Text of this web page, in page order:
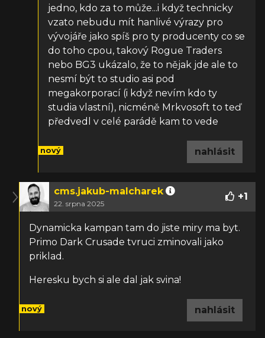
jedno, kdo za to může...i když technicky
vzato nebudu mít hanlivé výrazy pro
vývojáře jako spíš pro ty producenty co se
do toho cpou, takový Rogue Traders
nebo BG3 ukázalo, že to nějak jde ale to
nesmí být to studio asi pod
megakorporací (i když nevím kdo ty
studia vlastní), nicméně Mrkvosoft to teď
předvedl v celé parádě kam to vede
nový nahlásit
cms.jakub-malcharek
22. srpna 2025
+1
Dynamicka kampan tam do jiste miry ma byt.
Primo Dark Crusade tvruci zminovali jako
priklad.
Heresku bych si ale dal jak svina!
nový nahlásit